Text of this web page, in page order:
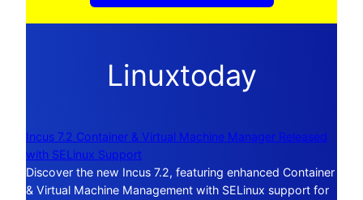
Linuxtoday
Incus 7.2 Container & Virtual Machine Manager Released
with SELinux Support
Discover the new Incus 7.2, featuring enhanced Container
& Virtual Machine Management with SELinux support for